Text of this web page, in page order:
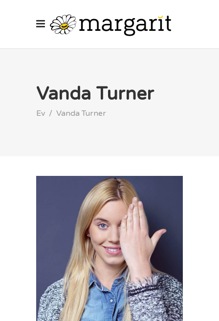
Vanda Turner
Ev / Vanda Turner